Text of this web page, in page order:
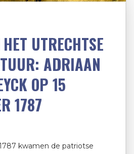
UTRECHTSE
ADRIAAN
OP 15
1787
kwamen de patriotse